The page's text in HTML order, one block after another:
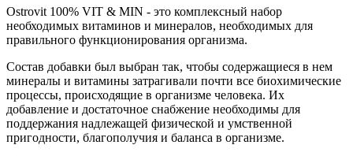
Ostrovit 100% VIT & MIN - это комплексный набор
необходимых витаминов и минералов, необходимых для
правильного функционирования организма.
Состав добавки был выбран так, чтобы содержащиеся в нем
минералы и витамины затрагивали почти все биохимические
процессы, происходящие в организме человека. Их
добавление и достаточное снабжение необходимы для
поддержания надлежащей физической и умственной
пригодности, благополучия и баланса в организме.